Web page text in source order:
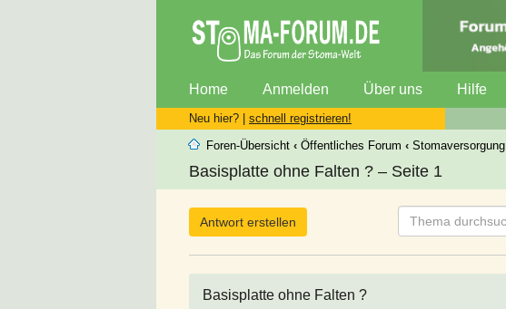
Home Anmelden Über uns Hilfe
Neu hier? | schnell registrieren!
Foren-Übersicht ‹ Öffentliches Forum ‹ Stomaversorgung
Basisplatte ohne Falten ? – Seite 1
Antwort erstellen
Basisplatte ohne Falten ?